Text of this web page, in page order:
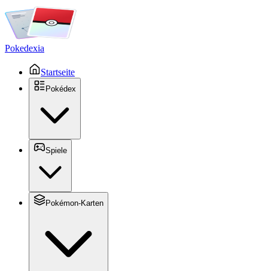
Pokedexia
Startseite
Pokédex
Spiele
Pokémon-Karten